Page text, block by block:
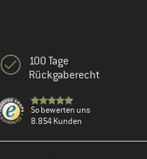
100 Tage
Rückgaberecht
So bewerten uns
8.854 Kunden